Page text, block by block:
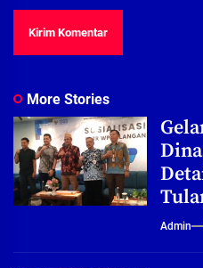
More Stories
Admin